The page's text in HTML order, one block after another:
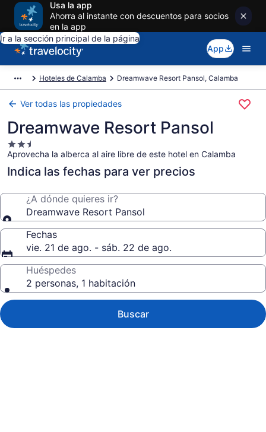
Usa la app
Ahorra al instante con descuentos para socios
en la app
Ir a la sección principal de la página
App
Hoteles de Calamba Dreamwave Resort Pansol, Calamba
Ver todas las propiedades
Dreamwave Resort Pansol
Propiedad
de
2.5
Aprovecha la alberca al aire libre de este hotel en Calamba
Indica las fechas para ver precios
¿A dónde quieres ir?
Dreamwave Resort Pansol
Fechas
vie. 21 de ago. - sáb. 22 de ago.
Huéspedes
2 personas, 1 habitación
Buscar